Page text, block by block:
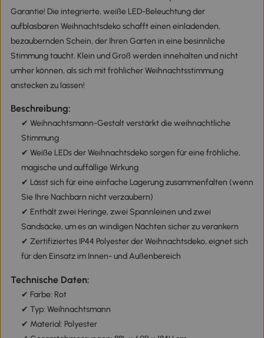
Garantie! Die integrierte, weiße LED-Beleuchtung der
aufblasbaren Weihnachtsdeko schafft einen einladenden,
bezaubernden Schein, der Ihren Garten in eine besinnliche
Stimmung taucht. Klein und Groß werden innehalten und nicht
umher können, als sich mit fröhlicher Weihnachtsstimmung
anstecken zu lassen!
Beschreibung:
✔ Weihnachtsmann-Gestalt verstärkt die weihnachtliche
Stimmung
✔ Weiße LEDs der Weihnachtsdeko sorgen für eine fröhliche,
magische und auffällige Wirkung
✔ Lässt sich für eine einfache Lagerung zusammenfalten (wenn
Sie Ihre Nachbarn nicht verzaubern)
✔ Enthält zwei Heringe, zwei Spannleinen und zwei
Sandsäcke, um es an windigen Nächten sicher zu verankern
✔ Zertifiziertes IP44 Polyester der Weihnachtsdeko, eignet sich
für den Einsatz im Innen- und Außenbereich
Technische Daten:
✔ Farbe: Rot
✔ Typ: Weihnachtsmann
✔ Material: Polyester